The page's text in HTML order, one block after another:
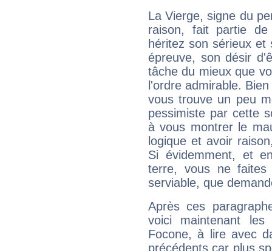
La Vierge, signe du
raison, fait partie
héritez son sérieux
épreuve, son désir
tâche du mieux que
l'ordre admirable.
vous trouve un peu
pessimiste par cette
à vous montrer le
logique et avoir
Si évidemment, et
terre, vous ne
serviable, que
Après ces
voici maintenant
Focone, à lire avec
précédents car plus